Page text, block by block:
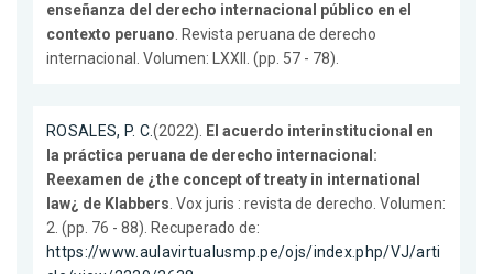
enseñanza del derecho internacional público en el
contexto peruano. Revista peruana de derecho
internacional. Volumen: LXXII. (pp. 57 - 78).
ROSALES, P. C.(2022). El acuerdo interinstitucional en
la práctica peruana de derecho internacional:
Reexamen de ¿the concept of treaty in international
law¿ de Klabbers. Vox juris : revista de derecho. Volumen:
2. (pp. 76 - 88). Recuperado de:
https://www.aulavirtualusmp.pe/ojs/index.php/VJ/arti